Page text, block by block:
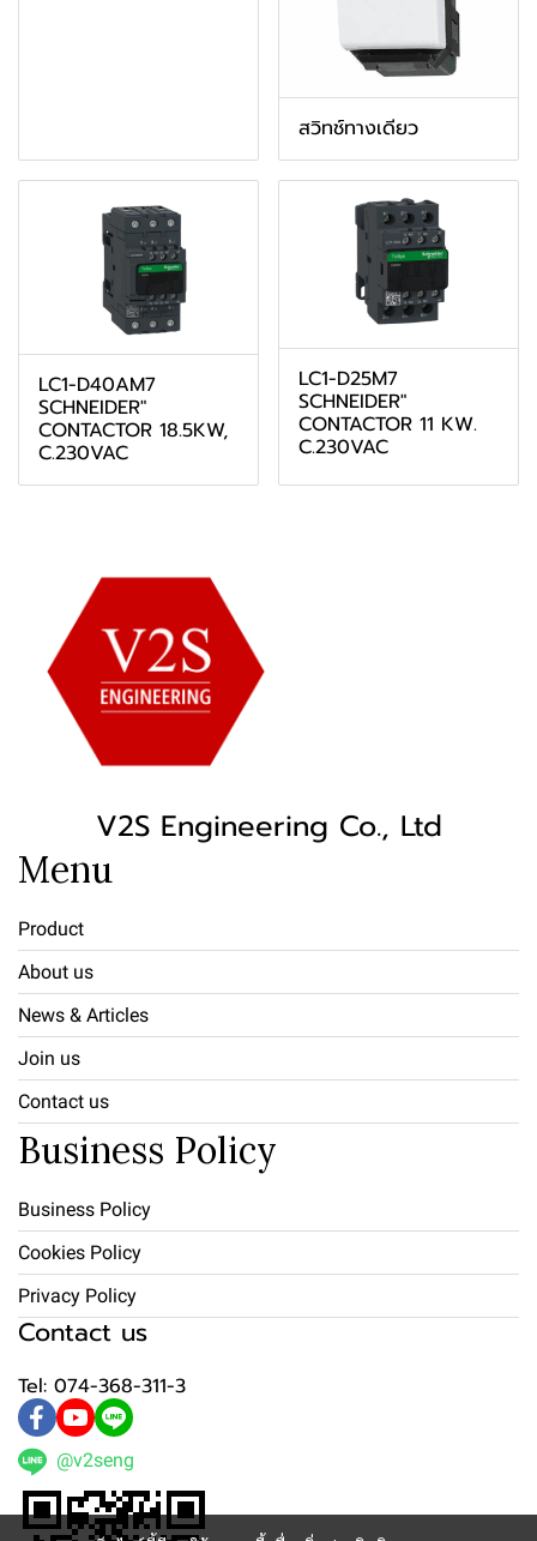
สวิทช์ทางเดียว
LC1-D40AM7
SCHNEIDER"
CONTACTOR 18.5KW,
C.230VAC
LC1-D25M7
SCHNEIDER"
CONTACTOR 11 KW.
C.230VAC
V2S Engineering Co., Ltd
Menu
Product
About us
News & Articles
Join us
Contact us
Business Policy
Business Policy
Cookies Policy
Privacy Policy
Contact us
Tel: 074-368-311-3
@v2seng